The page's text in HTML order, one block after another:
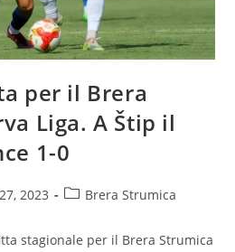
per il Brera
Liga. A Štip il
1-0
2023 Brera Strumica
stagionale per il Brera Strumica